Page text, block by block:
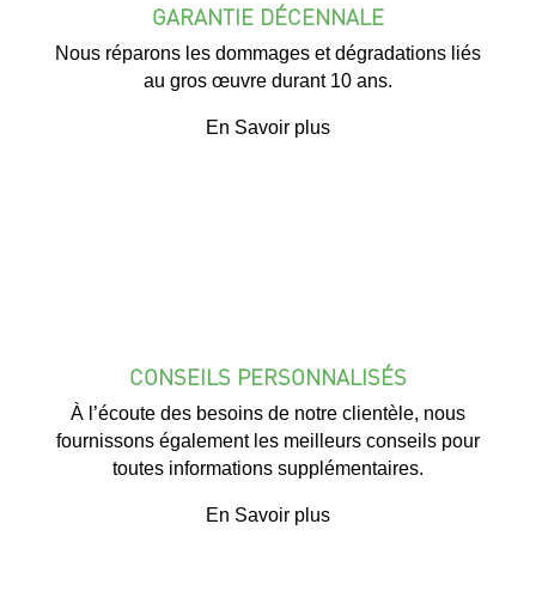
GARANTIE DÉCENNALE
Nous réparons les dommages et dégradations liés
au gros œuvre durant 10 ans.
En Savoir plus
CONSEILS PERSONNALISÉS
À l’écoute des besoins de notre clientèle, nous
fournissons également les meilleurs conseils pour
toutes informations supplémentaires.
En Savoir plus